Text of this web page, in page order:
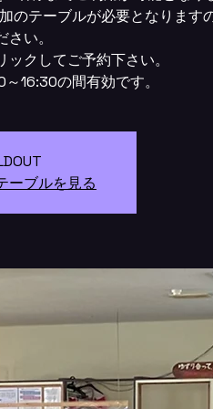
のテーブルが必要となります
さい。
クしてご予約下さい。
ーブルを見る